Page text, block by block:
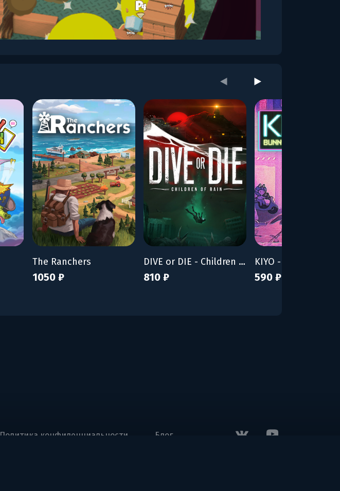
The Ranchers
1050 ₽
DIVE or DIE - Children of Rain
810 ₽
KIYO - Bunny
590 ₽
Политика конфиденциальности Блог